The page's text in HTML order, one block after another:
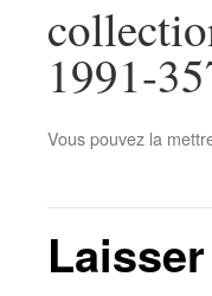
1991-
Vous pouvez la